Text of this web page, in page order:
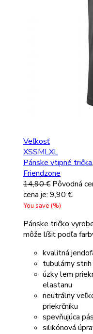
Veľkosť
XSSMLXL
Pánske vtipné trička,
Friendzone
14,90€ Pôvodná
cena je: 9,90 €.
You save (%)
Pánske tričko
môže líšiť podľa
kvalitná
tubulárny strih
úzky lem
elastanu
neutrálny
priekrčníku
spevňujúca
silikónová